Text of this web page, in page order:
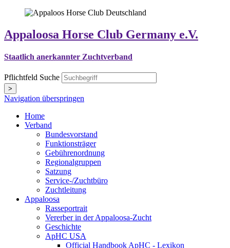
Appaloosa Horse Club Germany e.V.
Staatlich anerkannter Zuchtverband
Pflichtfeld Suche
>
Navigation überspringen
Home
Verband
Bundesvorstand
Funktionsträger
Gebührenordnung
Regionalgruppen
Satzung
Service-/Zuchtbüro
Zuchtleitung
Appaloosa
Rasseportrait
Vererber in der Appaloosa-Zucht
Geschichte
ApHC USA
Official Handbook ApHC - Lexikon